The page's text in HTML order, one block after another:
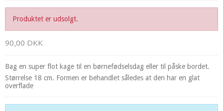
Produktet er udsolgt.
90,00 DKK
Bag en super flot kage til en børnefødselsdag eller til påske bordet.
Størrelse 18 cm. Formen er behandlet således at den har en glat
overflade